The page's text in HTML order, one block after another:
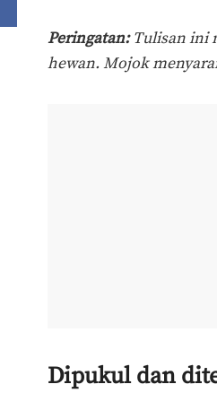
Peringatan:Tulisan ini
hewan. Mojok
Dipukul dan